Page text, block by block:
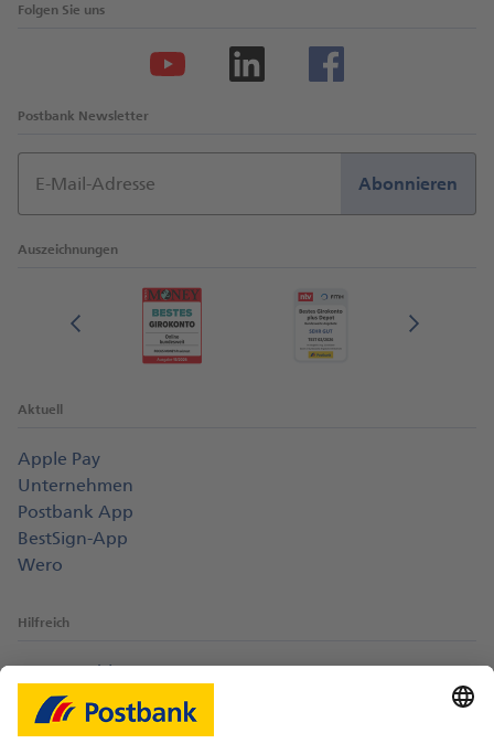
Folgen Sie uns
Postbank Newsletter
E-Mail-Adresse Abonnieren
Auszeichnungen
Aktuell
Apple Pay
Unternehmen
Postbank App
BestSign-App
Wero
Hilfreich
Login-Probleme
Karte sperren
Kontakt